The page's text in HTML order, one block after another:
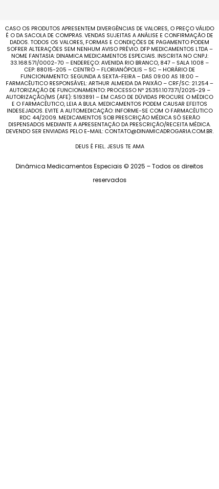
CASO OS PRODUTOS APRESENTEM DIVERGÊNCIAS DE VALORES, O PREÇO VÁLIDO
É O DA SACOLA DE COMPRAS. VENDAS SUJEITAS A ANÁLISE E CONFIRMAÇÃO DE
DADOS. TODOS OS VALORES, FORMAS E CONDIÇÕES DE PAGAMENTO PODEM
SOFRER ALTERAÇÕES SEM NENHUM AVISO PRÉVIO. DFP MEDICAMENTOS LTDA –
NOME FANTASIA: DINAMICA MEDICAMENTOS ESPECIAIS. INSCRITA NO CNPJ:
33.168.571/0002-70 – ENDEREÇO: AVENIDA RIO BRANCO, 847 – SALA 1008 –
CEP: 88015-205 – CENTRO – FLORIANÓPOLIS – SC – HORÁRIO DE
FUNCIONAMENTO: SEGUNDA A SEXTA-FEIRA – DAS 09:00 AS 18:00 –
FARMACÊUTICO RESPONSÁVEL: ARTHUR ALMEIDA DA PAIXÃO – CRF/SC: 21.254 –
AUTORIZAÇÃO DE FUNCIONAMENTO: PROCESSO Nº 25351.107371/2025-29 –
AUTORIZAÇÃO/MS (AFE): 5193891 – EM CASO DE DÚVIDAS PROCURE O MÉDICO
E O FARMACÊUTICO, LEIA A BULA. MEDICAMENTOS PODEM CAUSAR EFEITOS
INDESEJADOS. EVITE A AUTOMEDICAÇÃO: INFORME-SE COM O FARMACÊUTICO
RDC 44/2009. MEDICAMENTOS SOB PRESCRIÇÃO MÉDICA SÓ SERÃO
DISPENSADOS MEDIANTE A APRESENTAÇÃO DA PRESCRIÇÃO/RECEITA MÉDICA.
DEVENDO SER ENVIADAS PELO E-MAIL: CONTATO@DINAMICADROGARIA.COM.BR.
DEUS É FIEL. JESUS TE AMA
Dinâmica Medicamentos Especiais © 2025 – Todos os direitos
reservados